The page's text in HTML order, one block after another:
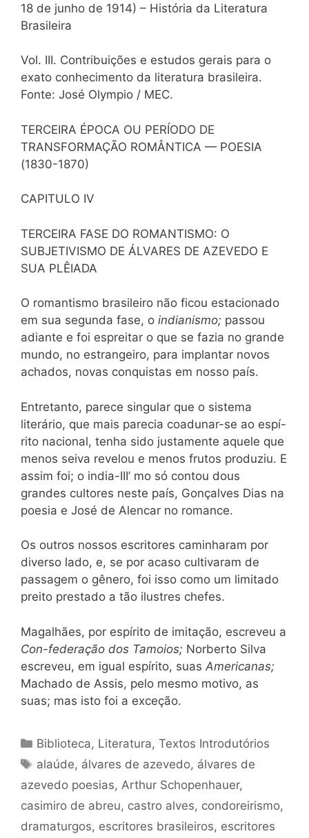
18 de junho de 1914) – História da Literatura
Brasileira
Vol. III. Contribuições e estudos gerais para o
exato conhecimento da literatura brasileira.
Fonte: José Olympio / MEC.
TERCEIRA ÉPOCA OU PERÍODO DE
TRANSFORMAÇÃO ROMÂNTICA — POESIA
(1830-1870)
CAPITULO IV
TERCEIRA FASE DO ROMANTISMO: O
SUBJETIVISMO DE ÁLVARES DE AZEVEDO E
SUA PLÊIADA
O romantismo brasileiro não ficou estacionado
em sua segunda fase, o indianismo; passou
adiante e foi espreitar o que se fazia no grande
mundo, no estrangeiro, para implantar novos
achados, novas conquistas em nosso país.
Entretanto, parece singular que o sistema
literário, que mais parecia coadunar-se ao espí-
rito nacional, tenha sido justamente aquele que
menos seiva revelou e menos frutos produziu. E
assim foi; o india-III’ mo só contou dous
grandes cultores neste país, Gonçalves Dias na
poesia e José de Alencar no romance.
Os outros nossos escritores caminharam por
diverso lado, e, se por acaso cultivaram de
passagem o gênero, foi isso como um limitado
preito prestado a tão ilustres chefes.
Magalhães, por espírito de imitação, escreveu a
Con-federação dos Tamoios; Norberto Silva
escreveu, em igual espírito, suas Americanas;
Machado de Assis, pelo mesmo motivo, as
suas; mas isto foi a exceção.
Categorias
Biblioteca, Literatura,Textos Introdutórios
Tags
alaúde, álvares de azevedo, álvares de
azevedo poesias, Arthur Schopenhauer,
casimiro de abreu, castro alves, condoreirismo,
dramaturgos, escritores brasileiros, escritores